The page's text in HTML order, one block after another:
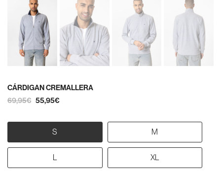
CÁRDIGAN CREMALLERA
69,95€ 55,95€
S M
L XL